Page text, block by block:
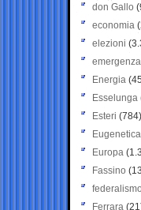
don Gallo
economia
elezioni
emergenza
Energia
Esselunga
Esteri (784)
Eugenetica
Europa
Fassino
federalismo
Ferrara